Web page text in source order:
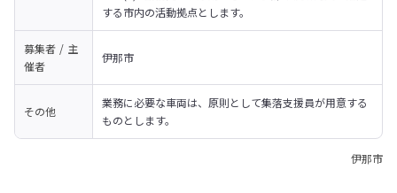
する市内の活動拠点とします。
募集者 / 主
催者
伊那市
その他
業務に必要な車両は、原則として集落支援員が用意する
ものとします。
伊那市